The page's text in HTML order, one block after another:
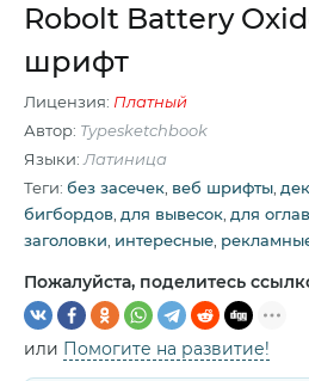
Robolt Battery
шрифт
Лицензия: Платный
Автор: Typesketchbook
Языки: Латиница
Теги: без засечек веб шрифты
бигбордов для вывесок для
заголовки интересные
Пожалуйста, поделитесь
или Помогите на развитие!